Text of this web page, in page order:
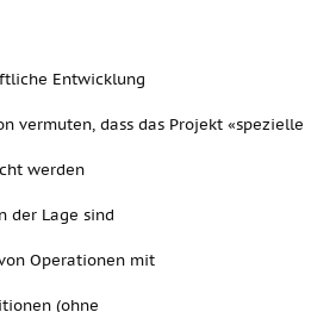
Entwicklung
vermuten, dass das Projekt «spezielle
werden
der Lage sind
Operationen mit
(ohne